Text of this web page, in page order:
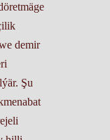
demir
Şu